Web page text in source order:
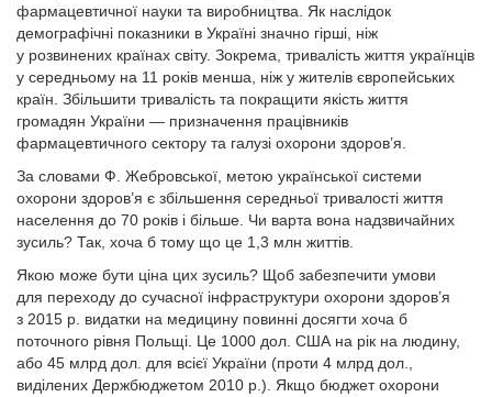
фармацевтичної науки та виробництва. Як наслідок
демографічні показники в Україні значно гірші, ніж
у розвинених країнах світу. Зокрема, тривалість життя українців
у середньому на 11 років менша, ніж у жителів європейських
країн. Збільшити тривалість та покращити якість життя
громадян України — призначення працівників
фармацевтичного сектору та галузі охорони здоров’я.
За словами Ф. Жебровської, метою української системи
охорони здоров’я є збільшення середньої тривалості життя
населення до 70 років і більше. Чи варта вона надзвичайних
зусиль? Так, хоча б тому що це 1,3 млн життів.
Якою може бути ціна цих зусиль? Щоб забезпечити умови
для переходу до сучасної інфраструктури охорони здоров’я
з 2015 р. видатки на медицину повинні досягти хоча б
поточного рівня Польщі. Це 1000 дол. США на рік на людину,
або 45 млрд дол. для всієї України (проти 4 млрд дол.,
виділених Держбюджетом 2010 р.). Якщо бюджет охорони